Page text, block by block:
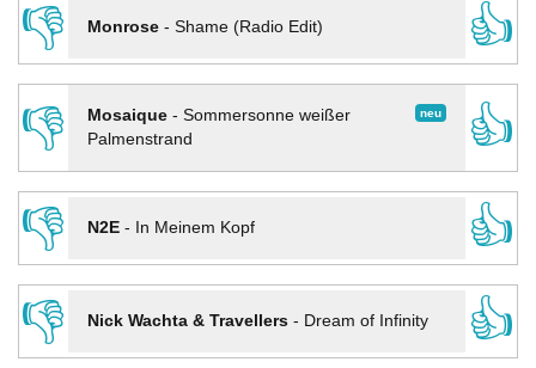
👎
Monrose- Shame (Radio Edit)
👍
👎
neu
Mosaique- Sommersonne weißer
Palmenstrand
👍
👎
N2E- In Meinem Kopf
👍
👎
Nick Wachta & Travellers- Dream of Infinity
👍